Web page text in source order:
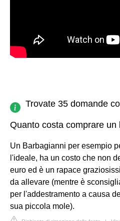
Trovate 35 domande
Quanto costa comprare un
Un Barbagianni per esempio
l'ideale, ha un costo che non
euro ed è un rapace
da allevare (mentre è
per l'addestramento a causa
sua piccola mole).